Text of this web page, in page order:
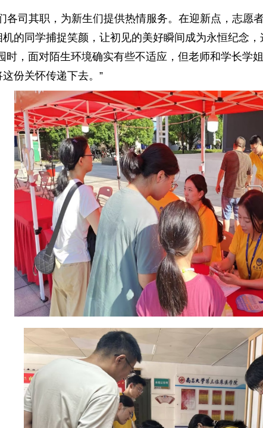
各司其职，为新生们提供热情服务。在迎新点，志
的同学捕捉笑颜，让初见的美好瞬间成为永恒纪念
时，面对陌生环境确实有些不适应，但老师和学长学
份关怀传递下去。”